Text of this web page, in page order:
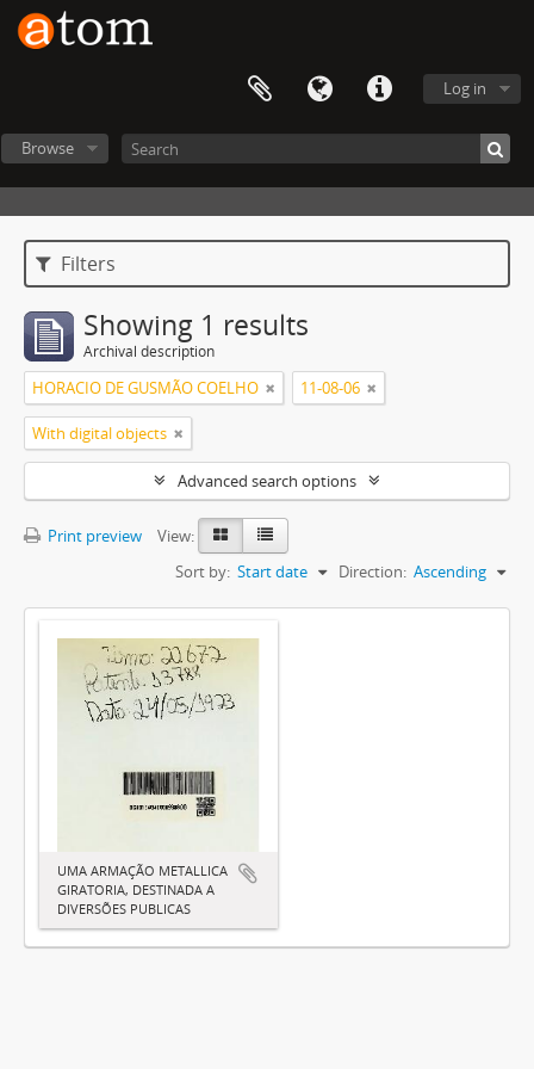
Log in
Browse
Filters
Showing 1 results
Archival description
HORACIO DE GUSMÃO COELHO 11-08-06
With digital objects
Advanced search options
Print preview
View:
Sort by: Start date Direction: Ascending
UMA ARMAÇÃO METALLICA
GIRATORIA, DESTINADA A
DIVERSÕES PUBLICAS